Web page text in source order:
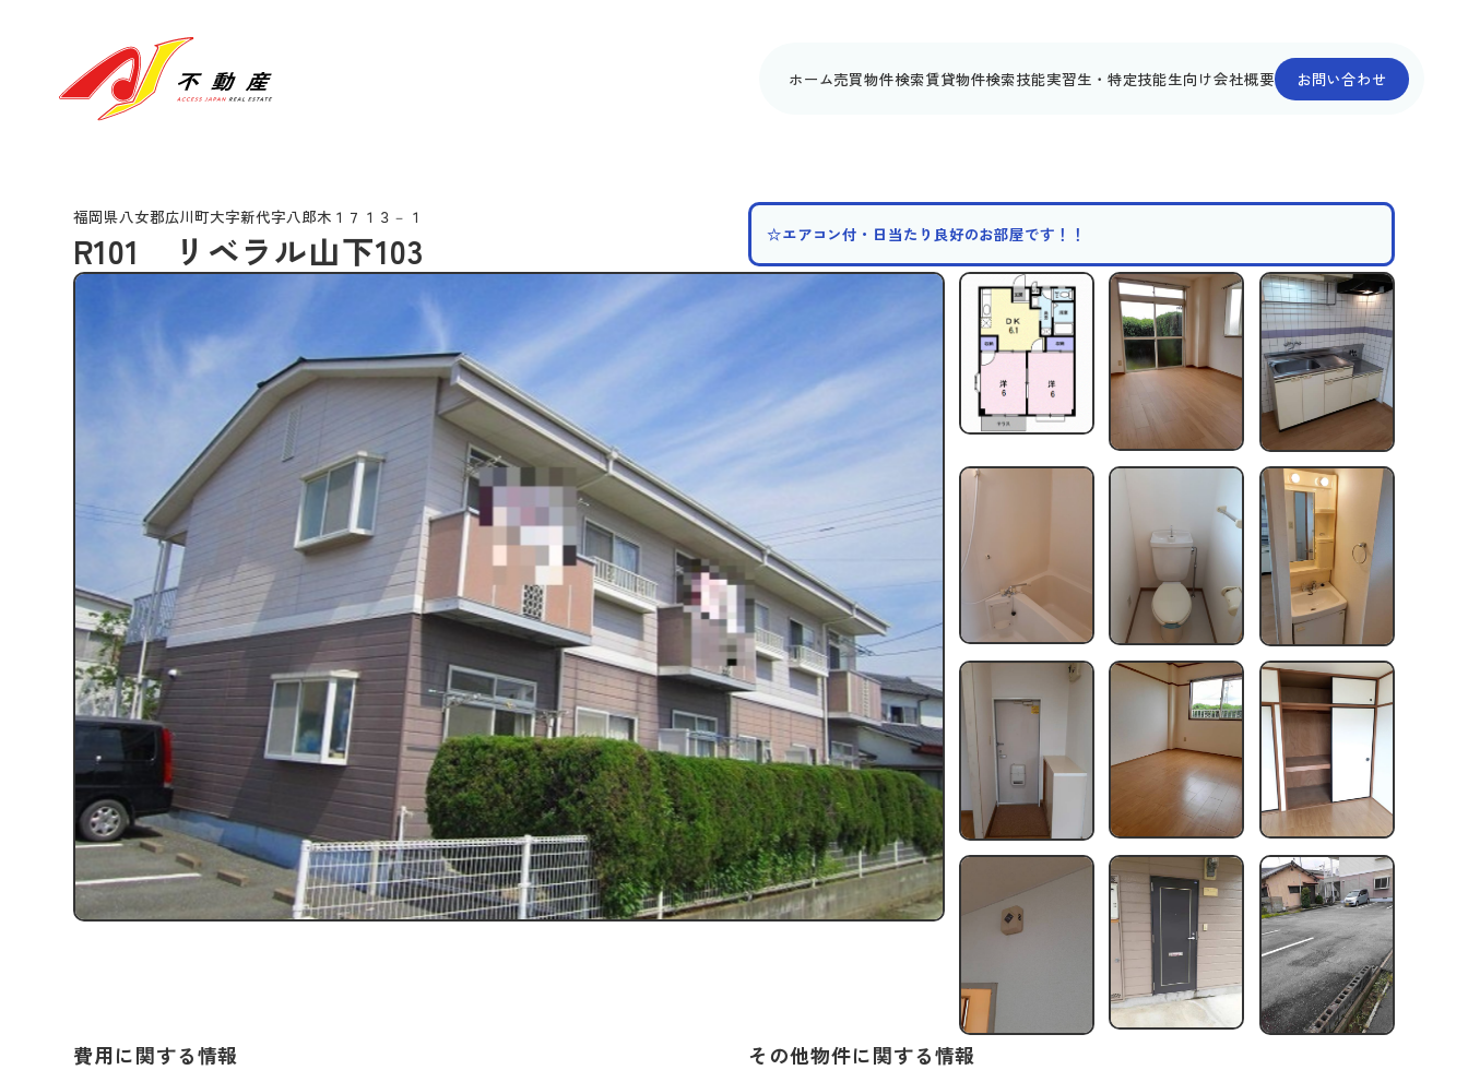
ホーム売買物件検索賃貸物件検索技能実習生・特定技能生向け会社概要 お問い合わせ
福岡県八女郡広川町大字新代字八郎木１７１３－１
R101 リベラル山下103 ☆エアコン付・日当たり良好のお部屋です！！
費用に関する情報 その他物件に関する情報